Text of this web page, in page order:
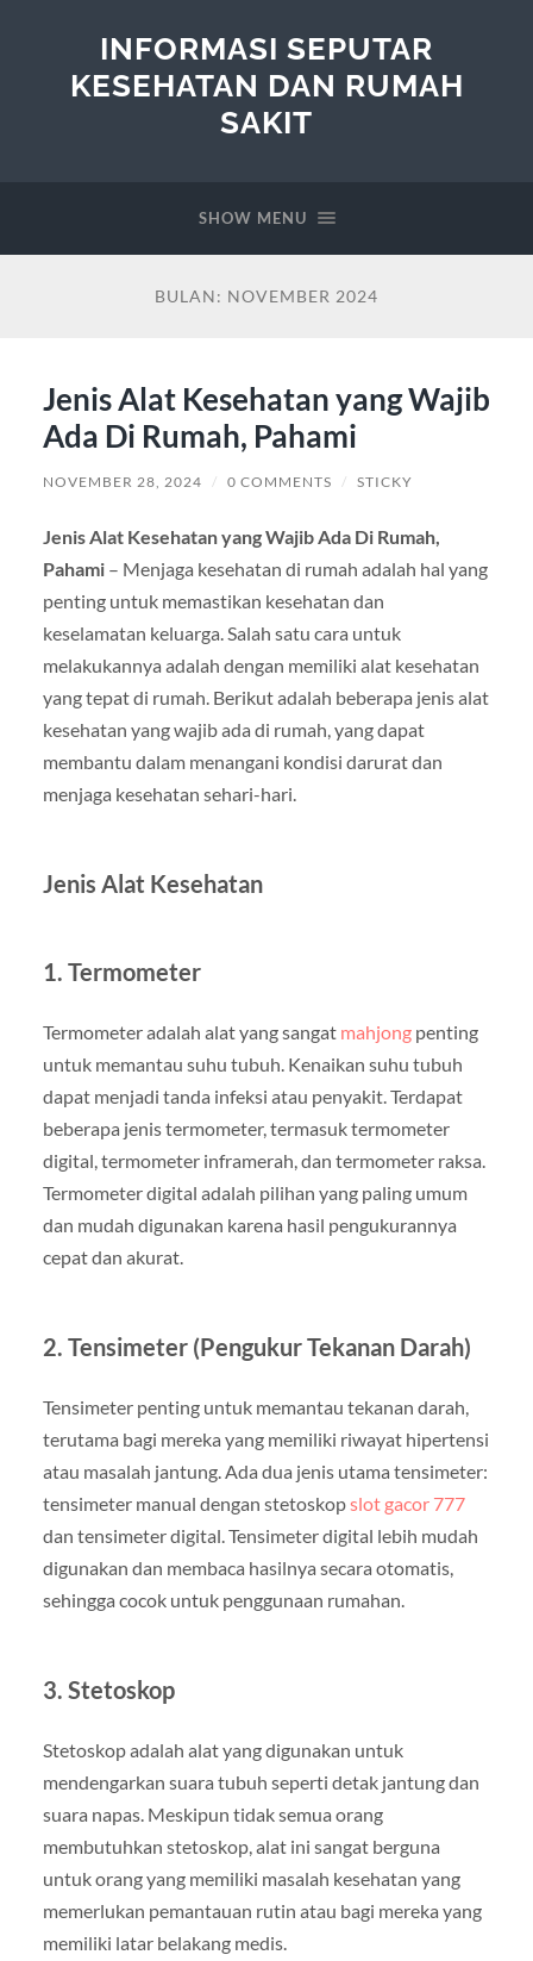
INFORMASI SEPUTAR
KESEHATAN DAN RUMAH
SAKIT
SHOW MENU
BULAN: NOVEMBER 2024
Jenis Alat Kesehatan yang Wajib
Ada Di Rumah, Pahami
NOVEMBER 28, 2024 / 0 COMMENTS / STICKY
Jenis Alat Kesehatan yang Wajib Ada Di Rumah,
Pahami– Menjaga kesehatan di rumah adalah hal yang
penting untuk memastikan kesehatan dan
keselamatan keluarga. Salah satu cara untuk
melakukannya adalah dengan memiliki alat kesehatan
yang tepat di rumah. Berikut adalah beberapa jenis alat
kesehatan yang wajib ada di rumah, yang dapat
membantu dalam menangani kondisi darurat dan
menjaga kesehatan sehari-hari.
Jenis Alat Kesehatan
1. Termometer
Termometer adalah alat yang sangat mahjongpenting
untuk memantau suhu tubuh. Kenaikan suhu tubuh
dapat menjadi tanda infeksi atau penyakit. Terdapat
beberapa jenis termometer, termasuk termometer
digital, termometer inframerah, dan termometer raksa.
Termometer digital adalah pilihan yang paling umum
dan mudah digunakan karena hasil pengukurannya
cepat dan akurat.
2. Tensimeter (Pengukur Tekanan Darah)
Tensimeter penting untuk memantau tekanan darah,
terutama bagi mereka yang memiliki riwayat hipertensi
atau masalah jantung. Ada dua jenis utama tensimeter:
tensimeter manual dengan stetoskopslot gacor 777
dan tensimeter digital. Tensimeter digital lebih mudah
digunakan dan membaca hasilnya secara otomatis,
sehingga cocok untuk penggunaan rumahan.
3. Stetoskop
Stetoskop adalah alat yang digunakan untuk
mendengarkan suara tubuh seperti detak jantung dan
suara napas. Meskipun tidak semua orang
membutuhkan stetoskop, alat ini sangat berguna
untuk orang yang memiliki masalah kesehatan yang
memerlukan pemantauan rutin atau bagi mereka yang
memiliki latar belakang medis.